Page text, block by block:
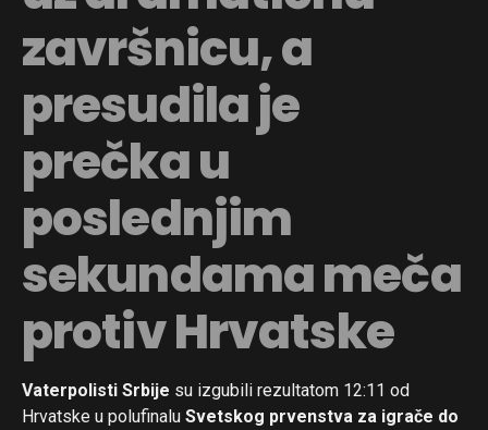
završnicu, a
presudila je
prečka u
poslednjim
sekundama meča
protiv Hrvatske
Vaterpolisti Srbije su izgubili rezultatom 12:11 od
Hrvatske u polufinalu Svetskog prvenstva za igrače do